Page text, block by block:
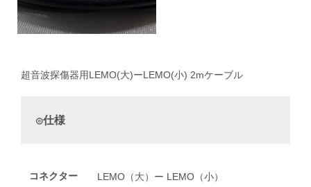
超音波探傷器用LEMO(大)ーLEMO(小) 2mケーブル
◎仕様
コネクター LEMO（大）ー LEMO（小）